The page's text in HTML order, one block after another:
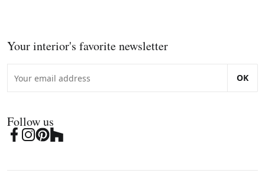
Your interior's favorite newsletter
OK
Follow us